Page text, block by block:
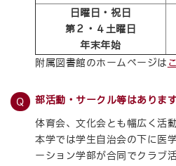
日曜日・祝日
第２・４土曜日
年末年始
附属図書館のホームページは
部活動・サークル等はありま
体育会、文化会とも幅広く活
本学では学生自治会の下に医
ーション学部が合同でクラブ